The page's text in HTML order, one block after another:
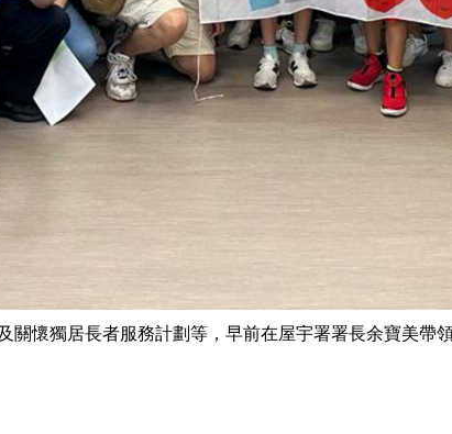
關懷獨居長者服務計劃等，早前在屋宇署署長余寶美帶